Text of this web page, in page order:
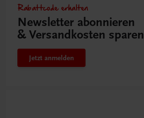
Rabattcode erhalten
Newsletter abonnieren
& Versandkosten sparen
Jetzt anmelden